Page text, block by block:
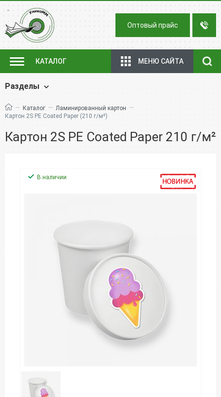
Оптовый прайс
КАТАЛОГ МЕНЮ САЙТА
Разделы
— Каталог — Ламинированный картон —
Картон 2S PE Coated Paper (210 г/м²)
Картон 2S PE Coated Paper 210 г/м²
В наличии